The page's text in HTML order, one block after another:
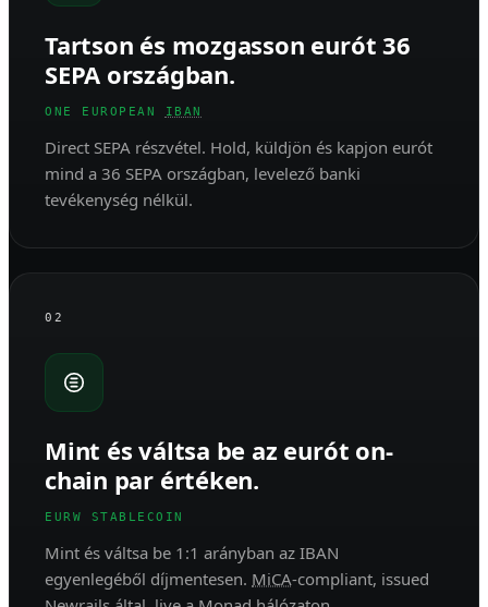
Tartson és mozgasson eurót 36
SEPA országban.
ONE EUROPEAN IBAN
Direct SEPA részvétel. Hold, küldjön és kapjon eurót
mind a 36 SEPA országban, levelező banki
tevékenység nélkül.
02
Mint és váltsa be az eurót on-
chain par értéken.
EURW STABLECOIN
Mint és váltsa be 1:1 arányban az IBAN
egyenlegéből díjmentesen. MiCA-compliant, issued